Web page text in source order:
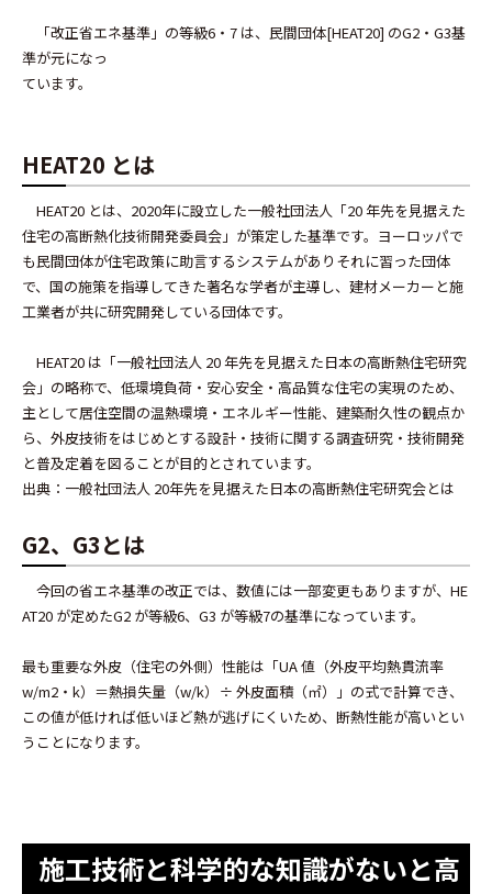
「改正省エネ基準」の等級6・7 は、民間団体[HEAT20] のG2・G3基
準が元になっ
ています。
HEAT20 とは
HEAT20 とは、2020年に設立した一般社団法人「20 年先を見据えた
住宅の高断熱化技術開発委員会」が策定した基準です。ヨーロッパで
も民間団体が住宅政策に助言するシステムがありそれに習った団体
で、国の施策を指導してきた著名な学者が主導し、建材メーカーと施
工業者が共に研究開発している団体です。
HEAT20 は「一般社団法人 20 年先を見据えた日本の高断熱住宅研究
会」の略称で、低環境負荷・安心安全・高品質な住宅の実現のため、
主として居住空間の温熱環境・エネルギー性能、建築耐久性の観点か
ら、外皮技術をはじめとする設計・技術に関する調査研究・技術開発
と普及定着を図ることが目的とされています。
出典：一般社団法人 20年先を見据えた日本の高断熱住宅研究会とは
G2、G3とは
今回の省エネ基準の改正では、数値には一部変更もありますが、HE
AT20 が定めたG2 が等級6、G3 が等級7の基準になっています。
最も重要な外皮（住宅の外側）性能は「UA 値（外皮平均熱貫流率
w/m2・k）＝熱損失量（w/k）÷ 外皮面積（㎡）」の式で計算でき、
この値が低ければ低いほど熱が逃げにくいため、断熱性能が高いとい
うことになります。
施工技術と科学的な知識がないと高